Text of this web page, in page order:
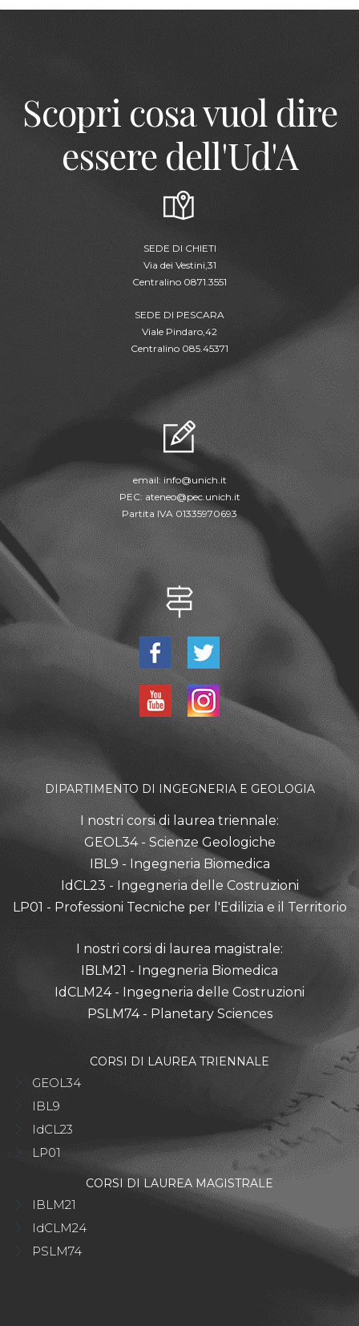
Scopri cosa vuol dire
essere dell'Ud'A
SEDE DI CHIETI
Via dei Vestini,31
Centralino 0871.3551
SEDE DI PESCARA
Viale Pindaro,42
Centralino 085.45371
email:info@unich.it
PEC: ateneo@pec.unich.it
Partita IVA 01335970693
DIPARTIMENTO DI INGEGNERIA E GEOLOGIA
I nostri corsi di laurea triennale:
GEOL34 - Scienze Geologiche
IBL9 - Ingegneria Biomedica
IdCL23 - Ingegneria delle Costruzioni
LP01 - Professioni Tecniche per l'Edilizia e il Territorio
I nostri corsi di laurea magistrale:
IBLM21 - Ingegneria Biomedica
IdCLM24 - Ingegneria delle Costruzioni
PSLM74 - Planetary Sciences
CORSI DI LAUREA TRIENNALE
GEOL34
IBL9
IdCL23
LP01
CORSI DI LAUREA MAGISTRALE
IBLM21
IdCLM24
PSLM74